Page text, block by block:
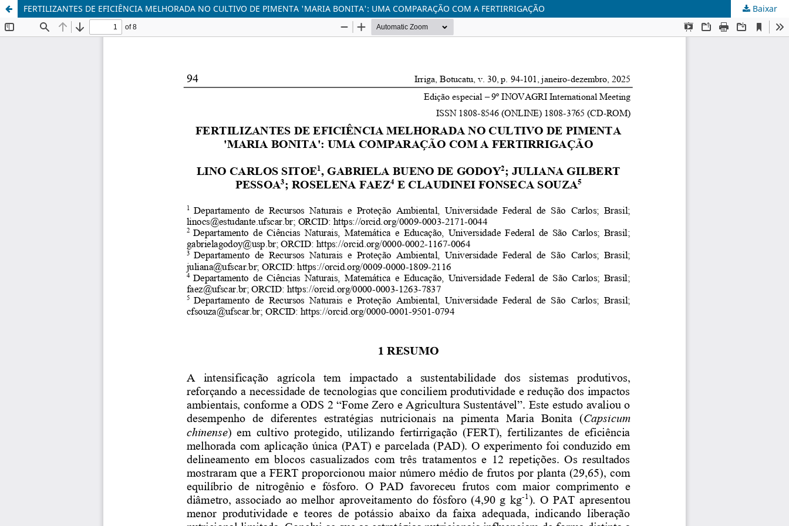
FERTILIZANTES DE EFICIÊNCIA MELHORADA NO CULTIVO DE PIMENTA 'MARIA BONITA': UMA COMPARAÇÃO COM A FERTIRRIGAÇÃO Baixar